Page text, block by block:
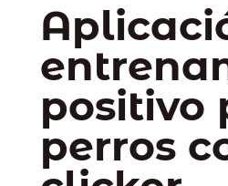
positivo
perros